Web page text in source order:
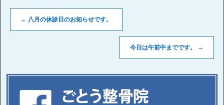
← 八月の休診日のお知らせです。
今日は午前中までです。 →